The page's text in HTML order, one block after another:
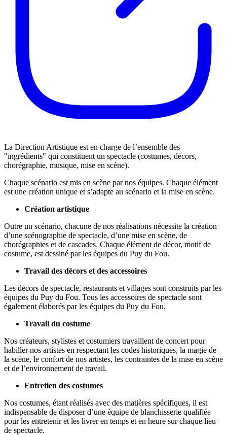
La Direction Artistique est en charge de l’ensemble des
"ingrédients" qui constituent un spectacle (costumes, décors,
chorégraphie, musique, mise en scène).
Chaque scénario est mis en scène par nos équipes. Chaque élément
est une création unique et s’adapte au scénario et la mise en scène.
Création artistique
Outre un scénario, chacune de nos réalisations nécessite la création
d’une scénographie de spectacle, d’une mise en scène, de
chorégraphies et de cascades. Chaque élément de décor, motif de
costume, est dessiné par les équipes du Puy du Fou.
Travail des décors et des accessoires
Les décors de spectacle, restaurants et villages sont construits par les
équipes du Puy du Fou. Tous les accessoires de spectacle sont
également élaborés par les équipes du Puy du Fou.
Travail du costume
Nos créateurs, stylistes et costumiers travaillent de concert pour
habiller nos artistes en respectant les codes historiques, la magie de
la scène, le confort de nos artistes, les contraintes de la mise en scène
et de l’environnement de travail.
Entretien des costumes
Nos costumes, étant réalisés avec des matières spécifiques, il est
indispensable de disposer d’une équipe de blanchisserie qualifiée
pour les entretenir et les livrer en temps et en heure sur chaque lieu
de spectacle.